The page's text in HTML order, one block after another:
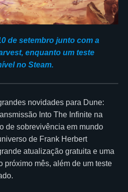
de setembro junto com a
enquanto um teste
no Steam.
novidades para Dune:
Into The Infinite na
de sobrevivência em mundo
de Frank Herbert
atualização gratuita e uma
próximo mês, além de um teste